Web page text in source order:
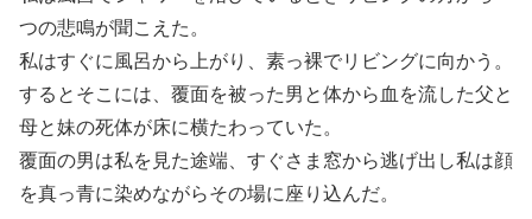
つの悲鳴が聞こえた。
私はすぐに風呂から上がり、素っ裸でリビングに向かう。
するとそこには、覆面を被った男と体から血を流した父と
母と妹の死体が床に横たわっていた。
覆面の男は私を見た途端、すぐさま窓から逃げ出し私は顔
を真っ青に染めながらその場に座り込んだ。